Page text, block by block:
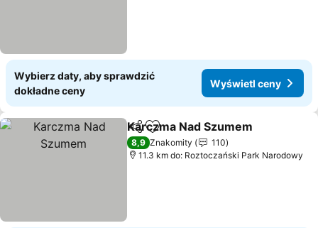
Wybierz daty, aby sprawdzić
dokładne ceny
Wyświetl ceny
Udostępnij
Dodaj do ulubionych
Karczma Nad Szumem
8,9 Znakomity
110
11.3 km do: Roztoczański Park Narodowy